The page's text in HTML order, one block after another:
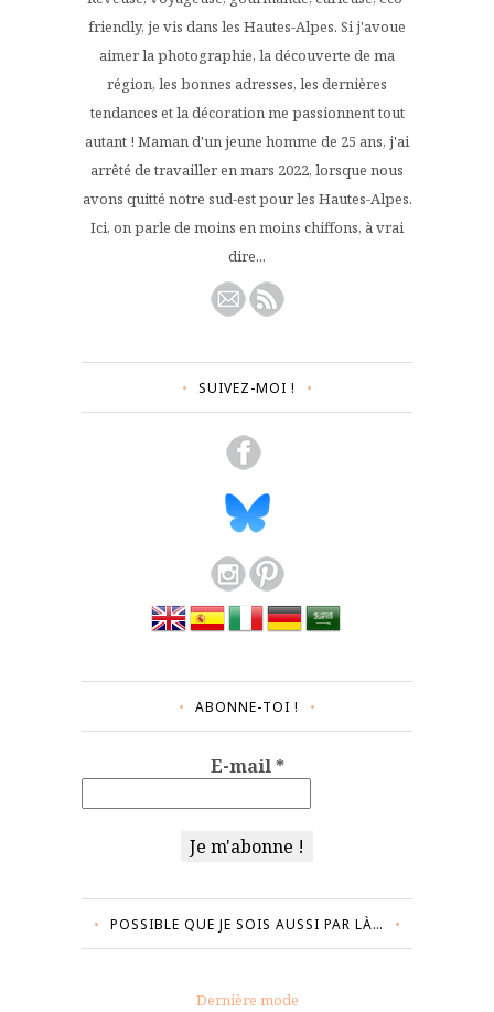
friendly, je vis dans les Hautes-Alpes. Si j'avoue
aimer la photographie, la découverte de ma
région, les bonnes adresses, les dernières
tendances et la décoration me passionnent tout
autant ! Maman d'un jeune homme de 25 ans, j'ai
arrêté de travailler en mars 2022, lorsque nous
avons quitté notre sud-est pour les Hautes-Alpes.
Ici, on parle de moins en moins chiffons, à vrai
dire...
SUIVEZ-MOI !
ABONNE-TOI !
E-mail*
POSSIBLE QUE JE SOIS AUSSI PAR LÀ…
Dernière mode